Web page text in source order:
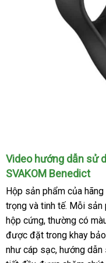
Vòng
đeo
dương
vật
SVAKOM
Benedict
màu
đen
đắt
với
Video hướng dẫn sử
SVAKOM Benedict
Hộp sản phẩm báo
giá
của
trọng rẻ
nhất
và tinh tếđánh
giá
. Mỗi sản
hộp cứngcửa
hàng
, thường có
được đặt trong khay
như cáp sạcphụ
, hướng